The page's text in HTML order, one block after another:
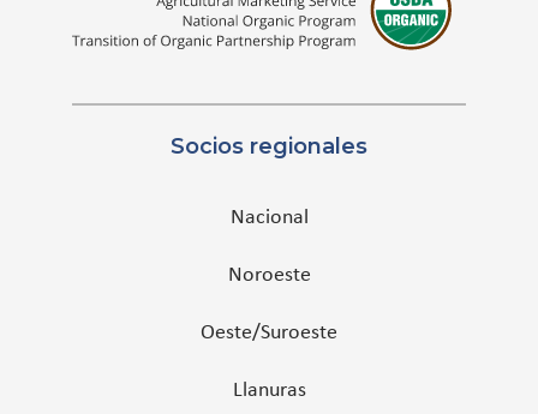
Socios regionales
Nacional
Noroeste
Oeste/Suroeste
Llanuras